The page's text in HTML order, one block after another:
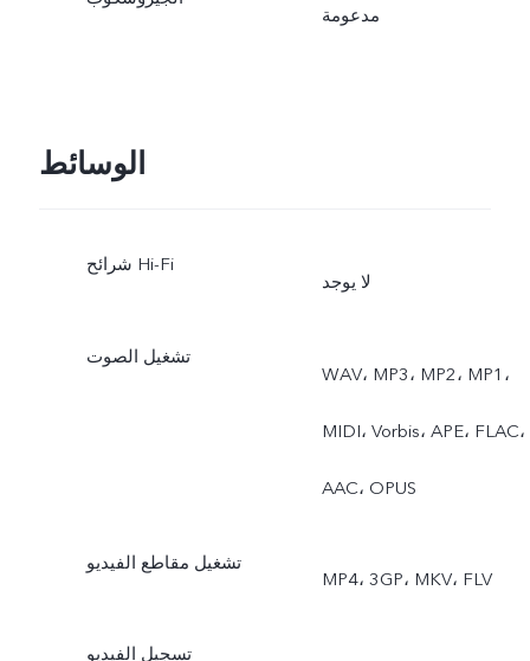
مدعومة
الوسائط
شرائح Hi-Fi
لا يوجد
تشغيل الصوت
WAV، MP3، MP2، MP1،
MIDI، Vorbis، APE، FLAC،
AAC، OPUS
تشغيل مقاطع الفيديو
MP4، 3GP، MKV، FLV
تسجيل الفيديو